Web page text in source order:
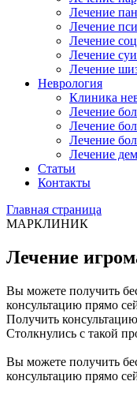
Лечение
Лечение
Лечение
Лечение
Лечение
Неврология
Клиника
Лечение
Лечение
Лечение
Лечение
Статьи
Контакты
Главная страница
МАРКЛИНИК
Лечение
Вы можете получить
консультацию прямо
Получить консультацию
Столкнулись с такой
Вы можете получить
консультацию прямо